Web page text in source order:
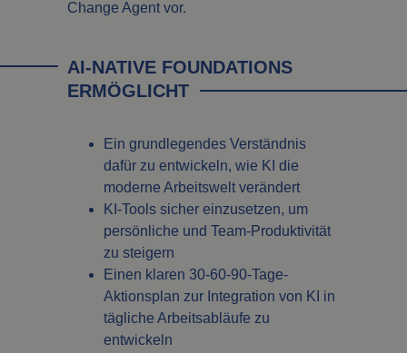
Change Agent vor.
AI-NATIVE FOUNDATIONS
ERMÖGLICHT
Ein grundlegendes Verständnis
dafür zu entwickeln, wie KI die
moderne Arbeitswelt verändert
KI-Tools sicher einzusetzen, um
persönliche und Team-Produktivität
zu steigern
Einen klaren 30-60-90-Tage-
Aktionsplan zur Integration von KI in
tägliche Arbeitsabläufe zu
entwickeln